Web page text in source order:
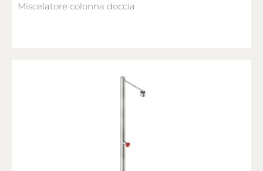
Miscelatore colonna doccia